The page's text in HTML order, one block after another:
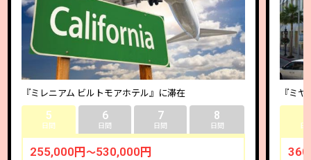
『ミレニアム ビルトモアホテル』に滞在
5
日間
6
日間
7
日間
8
日間
255,000円～530,000円
『ミ
日